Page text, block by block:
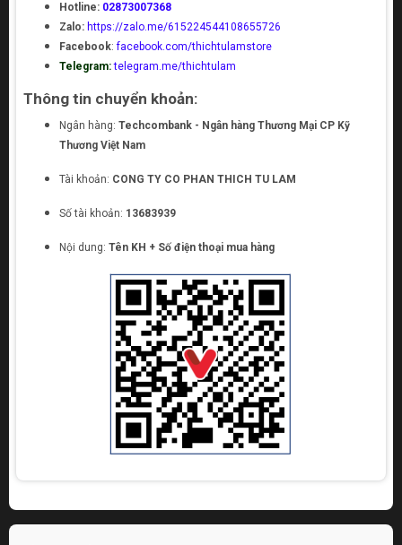
Hotline: 02873007368
Zalo: https://zalo.me/615224544108655726
Facebook:facebook.com/thichtulamstore
Telegram: telegram.me/thichtulam
Thông tin chuyển khoản:
Ngân hàng: Techcombank - Ngân hàng Thương Mại CP Kỹ
Thương Việt Nam
Tài khoản: CONG TY CO PHAN THICH TU LAM
Số tài khoản: 13683939
Nội dung: Tên KH + Số điện thoại mua hàng